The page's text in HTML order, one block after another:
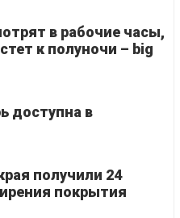
в рабочие часы,
к полуночи – big
доступна в
получили 24
покрытия